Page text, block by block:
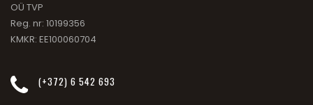
OÜ TVP
Reg. nr: 10199356
KMKR: EE100060704
(+372) 6 542 693